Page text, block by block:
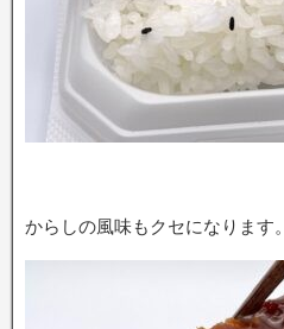
からしの風味もクセになります。